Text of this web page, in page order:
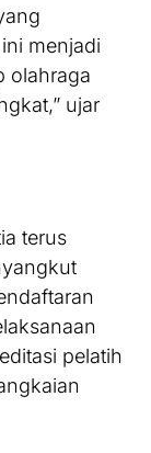
menjadi
olahraga
ujar
terus
pelatih